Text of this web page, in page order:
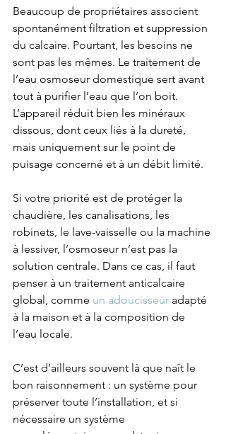
Beaucoup de propriétaires associent
spontanément filtration et suppression
du calcaire. Pourtant, les besoins ne
sont pas les mêmes. Le traitement de
l’eau osmoseur domestique sert avant
tout à purifier l’eau que l’on boit.
L’appareil réduit bien les minéraux
dissous, dont ceux liés à la dureté,
mais uniquement sur le point de
puisage concerné et à un débit limité.
Si votre priorité est de protéger la
chaudière, les canalisations, les
robinets, le lave-vaisselle ou la machine
à lessiver, l’osmoseur n’est pas la
solution centrale. Dans ce cas, il faut
penser à un traitement anticalcaire
global, comme un adoucisseur adapté
à la maison et à la composition de
l’eau locale.
C’est d’ailleurs souvent là que naît le
bon raisonnement : un système pour
préserver toute l’installation, et si
nécessaire un système